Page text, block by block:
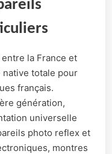
la France et
totale pour
français.
génération,
universelle
photo reflex et
montres